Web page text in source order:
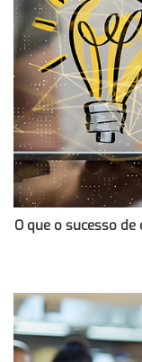
O que o sucesso